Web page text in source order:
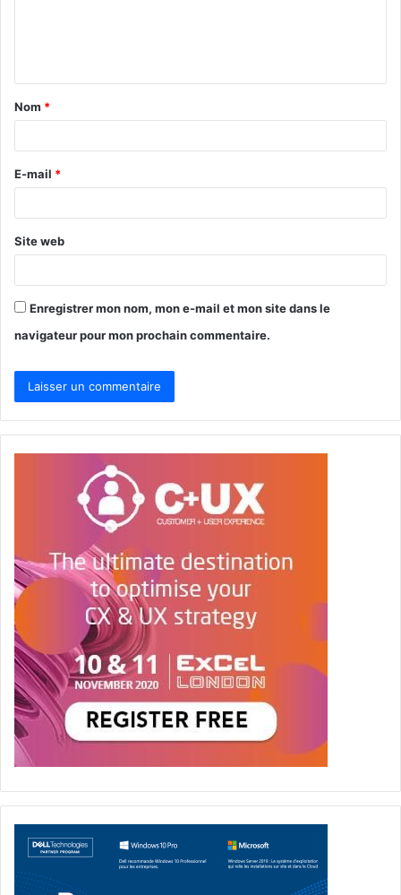
t
a
e
*
Nom *
E-mail *
Site web
Enregistrer mon nom, mon e-mail et mon site dans le
navigateur pour mon prochain commentaire.